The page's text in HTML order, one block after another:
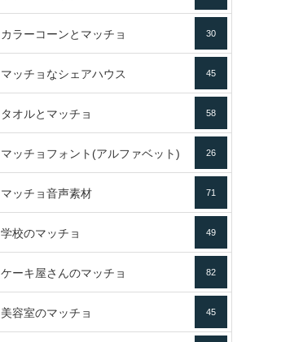
カラーコーンとマッチョ 30
マッチョなシェアハウス 45
タオルとマッチョ 58
マッチョフォント(アルファベット) 26
マッチョ音声素材 71
学校のマッチョ 49
ケーキ屋さんのマッチョ 82
美容室のマッチョ 45